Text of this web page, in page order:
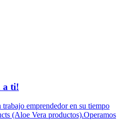
a ti!
emprendedor en su tiempo
(Aloe Vera productos).Operamos